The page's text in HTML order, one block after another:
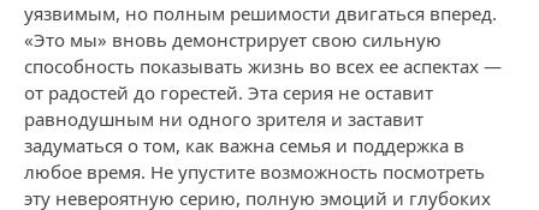
уязвимым, но полным решимости двигаться вперед.
«Это мы» вновь демонстрирует свою сильную
способность показывать жизнь во всех ее аспектах —
от радостей до горестей. Эта серия не оставит
равнодушным ни одного зрителя и заставит
задуматься о том, как важна семья и поддержка в
любое время. Не упустите возможность посмотреть
эту невероятную серию, полную эмоций и глубоких